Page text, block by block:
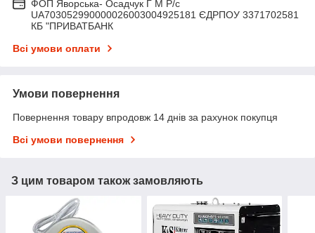
ФОП Яворська- Осадчук Г М Р/c
UA703052990000026003004925181 ЄДРПОУ 3371702581
КБ "ПРИВАТБАНК
Всі умови оплати
Умови повернення
Повернення товару впродовж 14 днів за рахунок покупця
Всі умови повернення
З цим товаром також замовляють